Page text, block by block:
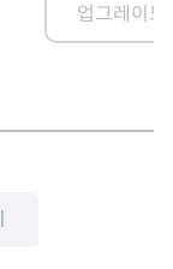
업그레이